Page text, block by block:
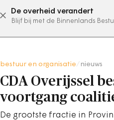
De overheid verandert
Blijf bij met de Binnenlands
abonneer
bestuur en organisatie nieuws
CDA Overijssel
voortgang
De grootste fractie in